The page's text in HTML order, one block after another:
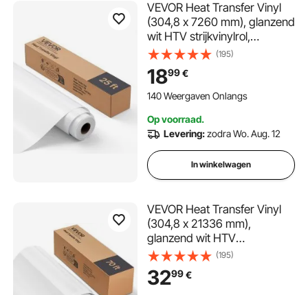
VEVOR Heat Transfer Vinyl
(304,8 x 7260 mm), glanzend
wit HTV strijkvinylrol,
compatibel met snijmachines,
voor diverse materialen: T-
shirts, kussens, hoeden
(195)
1899€
140 Weergaven Onlangs
Op voorraad.
Levering:zodra Wo. Aug. 12
In winkelwagen
VEVOR Heat Transfer Vinyl
(304,8 x 21336 mm),
glanzend wit HTV
strijkvinylrol, compatibel met
snijmachines, voor diverse
materialen: T-shirts, kussens,
(195)
3299€